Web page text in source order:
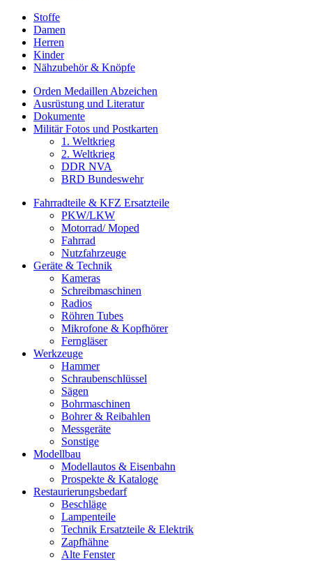
Stoffe
Damen
Herren
Kinder
Nähzubehör & Knöpfe
Orden Medaillen Abzeichen
Ausrüstung und Literatur
Dokumente
Militär Fotos und Postkarten
1. Weltkrieg
2. Weltkrieg
DDR NVA
BRD Bundeswehr
Fahrradteile & KFZ Ersatzteile
PKW/LKW
Motorrad/ Moped
Fahrrad
Nutzfahrzeuge
Geräte & Technik
Kameras
Schreibmaschinen
Radios
Röhren Tubes
Mikrofone & Kopfhörer
Ferngläser
Werkzeuge
Hammer
Schraubenschlüssel
Sägen
Bohrmaschinen
Bohrer & Reibahlen
Messgeräte
Sonstige
Modellbau
Modellautos & Eisenbahn
Prospekte & Kataloge
Restaurierungsbedarf
Beschläge
Lampenteile
Technik Ersatzteile & Elektrik
Zapfhähne
Alte Fenster